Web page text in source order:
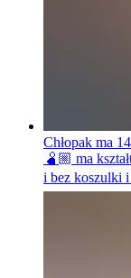
Chłopak ma
🫄🏼 ma
i bez koszulki